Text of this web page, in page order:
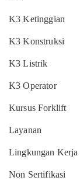
K3 Ketinggian
K3 Konstruksi
K3 Listrik
K3 Operator
Kursus Forklift
Layanan
Lingkungan Kerja
Non Sertifikasi